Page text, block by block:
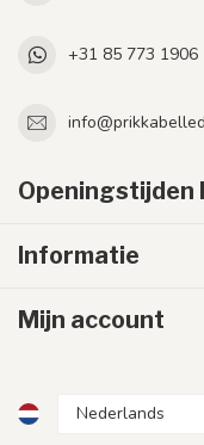
+31 85 773 1906
Openingstijden
Informatie
Mijn account